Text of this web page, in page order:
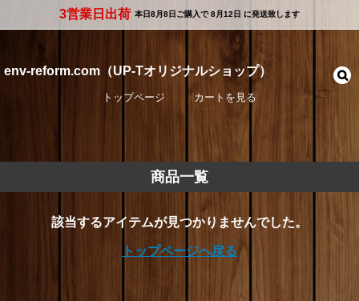
3営業日出荷 本日8月8日 ご購入で8月12日 に発送致します
env-reform.com（UP-Tオリジナルショップ）
トップページ カートを見る
商品一覧
該当するアイテムが見つかりませんでした。
トップページへ戻る